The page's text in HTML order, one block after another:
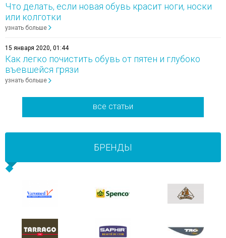
Что делать, если новая обувь красит ноги, носки
или колготки
узнать больше
15 января 2020, 01:44
Как легко почистить обувь от пятен и глубоко
въевшейся грязи
узнать больше
все статьи
БРЕНДЫ